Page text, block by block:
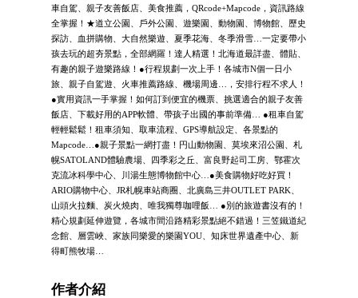
車自駕、親子友善飯店、美食推薦，QRcode+Mapcode，資訊路線
全掌握！★道立公園、戶外公園、遊樂園、動物園、博物館、歷史
探訪、血拼購物、大自然樂遊、夏季花海、冬季滑雪…一定要帶小
孩去玩的超夯景點，全部網羅！達人精選！北海道最詳盡、體貼、
有趣的親子遊樂路線！●行程規劃一次上手！各城市N個一日小
旅、親子自駕遊、火車推薦路線、機場周邊…，安排行程不求人！
●實用資訊一手掌握！如何訂到便宜的機票、挑選適合的親子友善
飯店、下載好用的APP軟體、帶孩子出國的事前準備… ●租車自駕
輕輕鬆鬆！租車須知、取車流程、GPS導航設定、各景點的
Mapcode…●親子景點一網打盡！円山動物園、莫埃來沼公園、札
幌SATOLAND體驗農場、四季彩之丘、富良野起司工房、鄂霍次
克流冰科學中心、川湯生態博物館中心…●美食購物好吃好買！
ARIO購物中心、JR札幌車站商圈、北廣島三井OUTLET PARK、
山頭火拉麵、炭火燒肉、唯我獨尊咖哩飯… ●別的旅遊書沒有的！
精心規劃延伸遊覽，各城市間沿路精彩景點絕不錯過！三笠鐵道紀
念館、層雲峽、家族同樂愛的樂園YOU、知床世界遺產中心、新
得町熊牧場…
作者介紹